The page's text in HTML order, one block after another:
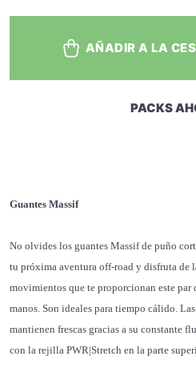
AÑADIR A LA
PACKS
Guantes Massif
No olvides los guantes Massif de puño
tu próxima aventura off-road y disfruta de
movimientos que te proporcionan este par
manos. Son ideales para tiempo cálido.
mantienen frescas gracias a su constante
con la rejilla PWR|Stretch en la parte